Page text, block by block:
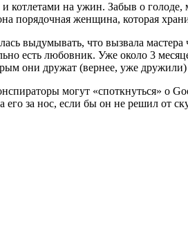
котлетами на ужин. Забыв о
порядочная женщина, которая
выдумывать, что вызвала
есть любовник. Уже около 3
они дружат (вернее, уже дружили)
могут «споткнуться» о
за нос, если бы он не решил от